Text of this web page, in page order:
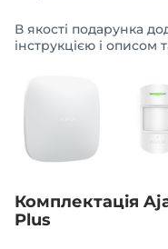
В якості подарунка
інструкцією і описом
Комплектація
Plus